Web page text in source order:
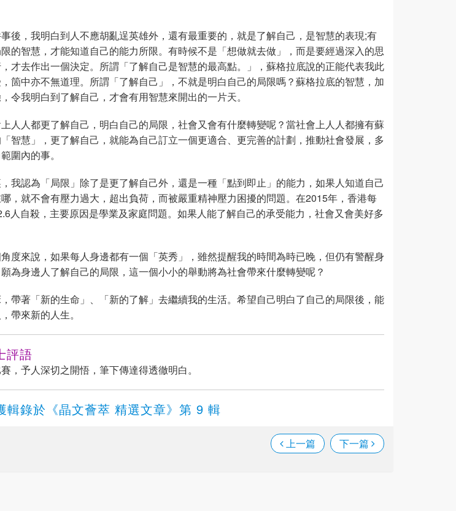
後，我明白到人不應胡亂逞英雄外，還有最重要的，就是了解自己，是智慧的表現;有
的智慧，才能知道自己的能力所限。有時候不是「想做就去做」，而是要經過深入的思
才去作出一個決定。所謂「了解自己是智慧的最高點。」，蘇格拉底說的正能代表我此
箇中亦不無道理。所謂「了解自己」，不就是明白自己的局限嗎？蘇格拉底的智慧，加
令我明白到了解自己，才會有用智慧來開出的一片天。
人人都更了解自己，明白自己的局限，社會又會有什麼轉變呢？當社會上人人都擁有蘇
智慧」，更了解自己，就能為自己訂立一個更適合、更完善的計劃，推動社會發展，多
圍內的事。
我認為「局限」除了是更了解自己外，還是一種「點到即止」的能力，如果人知道自己
，就不會有壓力過大，超出負荷，而被嚴重精神壓力困擾的問題。在2015年，香港每
人自殺，主要原因是學業及家庭問題。如果人能了解自己的承受能力，社會又會美好多
度來說，如果每人身邊都有一個「英秀」，雖然提醒我的時間為時已晚，但仍有警醒身
為身邊人了解自己的局限，這一個小小的舉動將為社會帶來什麼轉變呢？
帶著「新的生命」、「新的了解」去繼續我的生活。希望自己明白了自己的局限後，能
帶來新的人生。
評語
，予人深切之開悟，筆下傳達得透徹明白。
輯錄於 《晶文薈萃 精選文章》 第 9 輯
上一篇 下一篇